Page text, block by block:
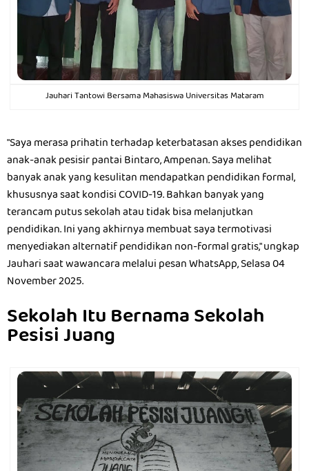
Jauhari Tantowi Bersama Mahasiswa Universitas Mataram
"Saya merasa prihatin terhadap keterbatasan akses pendidikan
anak-anak pesisir pantai Bintaro, Ampenan. Saya melihat
banyak anak yang kesulitan mendapatkan pendidikan formal,
khususnya saat kondisi COVID-19. Bahkan banyak yang
terancam putus sekolah atau tidak bisa melanjutkan
pendidikan. Ini yang akhirnya membuat saya termotivasi
menyediakan alternatif pendidikan non-formal gratis," ungkap
Jauhari saat wawancara melalui pesan WhatsApp, Selasa 04
November 2025.
Sekolah Itu Bernama Sekolah
Pesisi Juang